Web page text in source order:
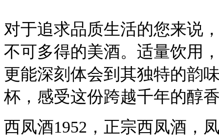
对于追求品质生活的您来说
不可多得的美酒。适量饮用
更能深刻体会到其独特的韵
杯，感受这份跨越千年的醇
西凤酒1952，正宗西凤酒